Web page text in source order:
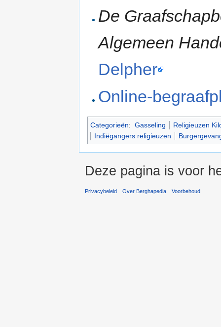
De
Algemeen
Delpher
Online-
Categorieën: Gasseling
Religieuzen
Indiëgangers religieuzen
Deze pagina is voor
Privacybeleid Over Berghapedia Voorbehoud